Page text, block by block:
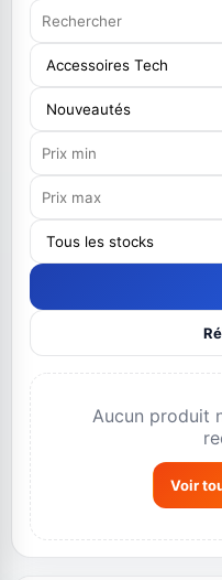
0 produit(s) trouvé(s)
Aucun produit